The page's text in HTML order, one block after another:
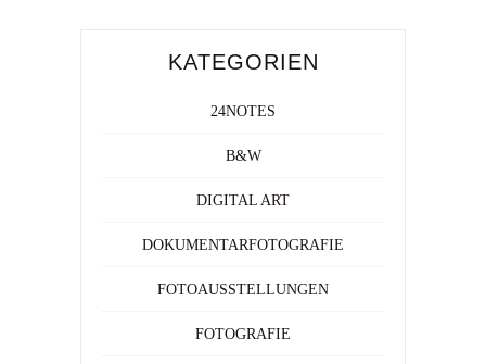
KATEGORIEN
24NOTES
B&W
DIGITAL ART
DOKUMENTARFOTOGRAFIE
FOTOAUSSTELLUNGEN
FOTOGRAFIE